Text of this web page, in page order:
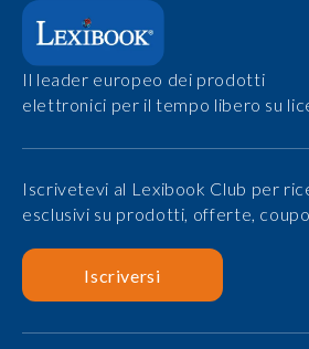
Il leader europeo dei prodotti
elettronici per il tempo libero su
Iscrivetevi al Lexibook Club per
esclusivi su prodotti, offerte,
Iscriversi